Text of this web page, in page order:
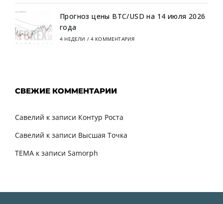
Прогноз цены BTC/USD на 14 июля 2026
года
4 НЕДЕЛИ / 4 КОММЕНТАРИЯ
СВЕЖИЕ КОММЕНТАРИИ
Савелий к записи Контур Роста
Савелий к записи Высшая Точка
TEMA к записи Samorph